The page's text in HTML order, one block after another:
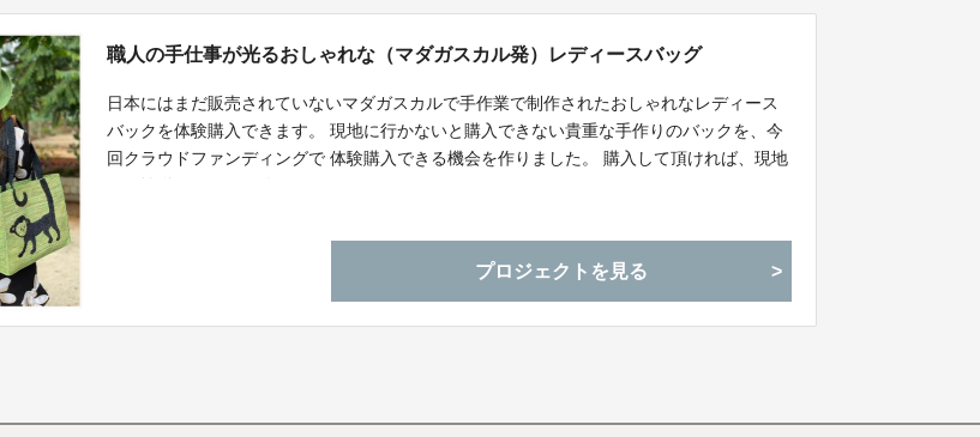
職人の手仕事が光るおしゃれな（マダガスカル発）レディースバッグ
日本にはまだ販売されていないマダガスカルで手作業で制作されたおしゃれなレディース
バックを体験購入できます。 現地に行かないと購入できない貴重な手作りのバックを、今
回クラウドファンディングで 体験購入できる機会を作りました。 購入して頂ければ、現地
プロジェクトを見る